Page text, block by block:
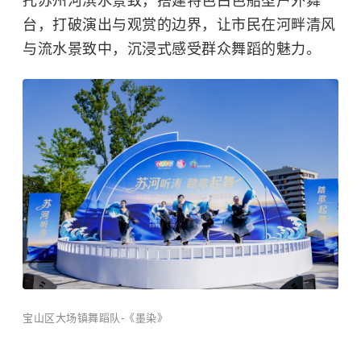
台，打破演出与观赏的边界，让市民在河畔清风
与流水景致中，沉浸式感受群众舞蹈的魅力。
宝山区大场镇舞蹈队-《墨染》